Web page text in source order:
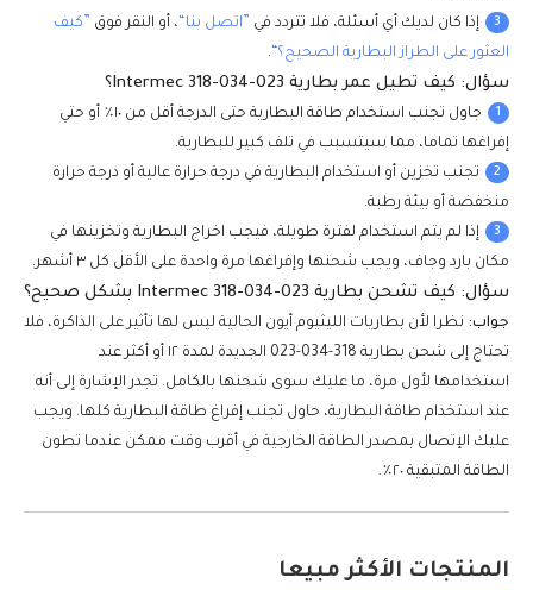
3 إذا كان لديك أي أسئلة، فلا تتردد في ”اتصل بنا“ ، أو النقر فوق
”كيف
العثور على الطراز البطارية الصحيح؟“ .
سؤال: كيف تطيل عمر بطارية Intermec 318-034-023؟
1
جاول تجنب استخدام طاقة البطارية حتى الدرجة أقل من ١٠٪ أو حتي
إفراغها تماما، مما سيتسبب في تلف كبير للبطارية.
2
تجنب تخزين أو استخدام البطارية في درجة حرارة عالية أو درجة حرارة
منخفضة أو بيئة رطبة.
3
إذا لم يتم استخدام لفترة طويلة، فيجب اخراج البطارية وتخزينها في
مكان بارد وجاف، ويجب شحنها وإفراغها مرة واحدة على الأقل كل ٣ أشهر.
سؤال: كيف تشحن بطارية Intermec 318-034-023 بشكل صحيح؟
جواب: نظرا لأن بطاريات الليثيوم أيون الحالية ليس لها تأثير على الذاكرة، فلا
تحتاج إلى شحن بطارية 318-034-023 الجديدة لمدة ١٢ أو أكثر عند
استخدامها لأول مرة، ما عليك سوى شحنها بالكامل. تجدر الإشارة إلى أنه
عند استخدام طاقة البطارية، حاول تجنب إفراغ طاقة البطارية كلها. ويجب
عليك الإتصال بمصدر الطاقة الخارجية في أقرب وقت ممكن عندما تطون
الطاقة المتبقية ٢٠٪.
المنتجات الأكثر مبيعا